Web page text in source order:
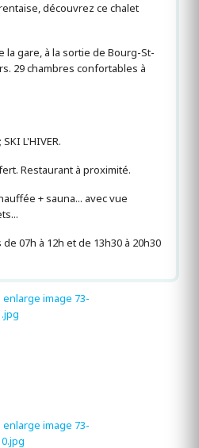
découvrez ce chalet
la gare, à la sortie de Bourg-St-
29 chambres confortables à
L'HIVER.
Restaurant à proximité.
+ sauna... avec vue
07h à 12h et de 13h30 à 20h30